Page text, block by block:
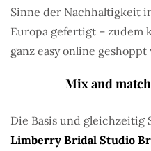
Sinne der Nachhaltigkeit
Europa gefertigt – zudem
ganz easy online
Mix and
Die Basis und gleichzeitig
Limberry Bridal Studio